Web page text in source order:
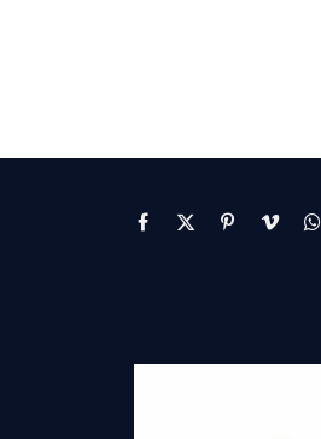
Facebook
X
PinterestVimeo